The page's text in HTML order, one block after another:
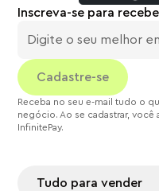
Tudo para vender
Inscreva-se para
Receba no seu e-mail tudo o
negócio. Ao se cadastrar,
InfinitePay.